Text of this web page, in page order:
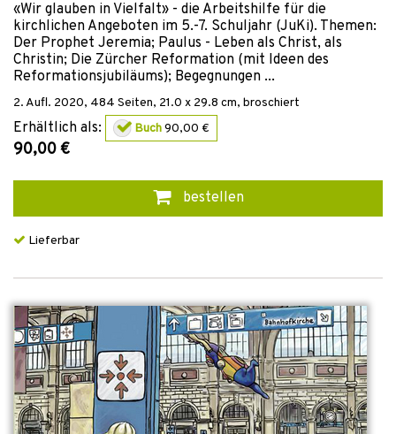
«Wir glauben in Vielfalt» - die Arbeitshilfe für die
kirchlichen Angeboten im 5.-7. Schuljahr (JuKi). Themen:
Der Prophet Jeremia; Paulus - Leben als Christ, als
Christin; Die Zürcher Reformation (mit Ideen des
Reformationsjubiläums); Begegnungen ...
2. Aufl. 2020, 484 Seiten, 21.0 x 29.8 cm, broschiert
Erhältlich als: Buch90,00 €
90,00 €
bestellen
Lieferbar